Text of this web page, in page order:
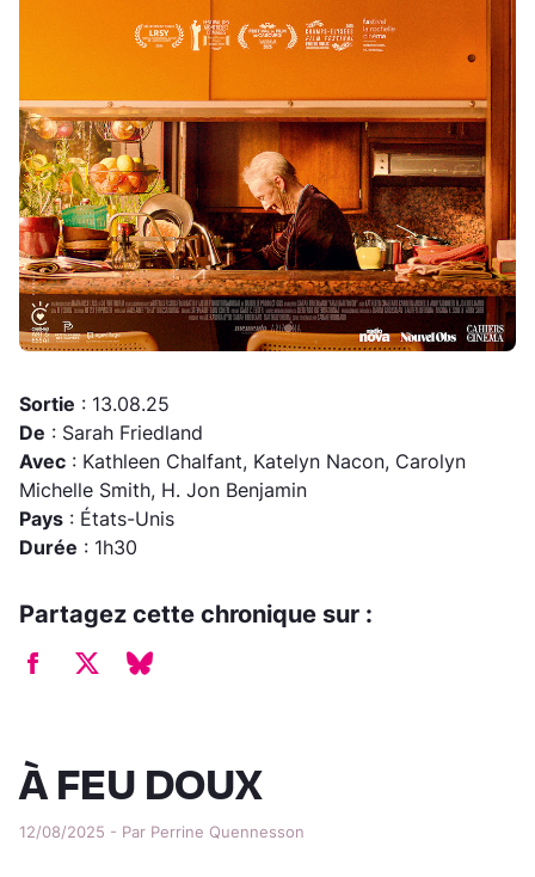
À FEU DOUX
12/08/2025 - Par Perrine Quennesson
Sortie : 13.08.25
De : Sarah Friedland
Avec : Kathleen Chalfant, Katelyn Nacon, Carolyn
Michelle Smith, H. Jon Benjamin
Pays : États-Unis
Durée : 1h30
Partagez cette chronique sur :